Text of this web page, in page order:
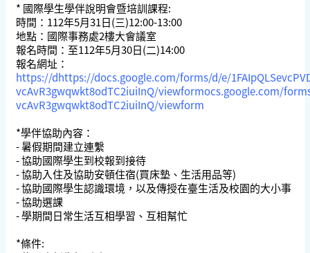
* 國際學生學伴說明會暨培訓課程:
時間：112年5月31日(三)12:00-13:00
地點：國際事務處2樓大會議室
報名時間：至112年5月30日(二)14:00
報名網址：
https://dhttps://docs.google.com/forms/d/e/
vcAvR3gwqwkt8odTC2iuiInQ/viewformocs.google.com/
vcAvR3gwqwkt8odTC2iuiInQ/viewform
*學伴協助內容：
- 暑假期間建立連繫
- 協助國際學生到校報到接待
- 協助入住及協助安頓住宿(買床墊、生活用品等)
- 協助國際學生認識環境，以及傳授在臺生活及校園的大小事
- 協助選課
- 學期間日常生活互相學習、互相幫忙
*條件: